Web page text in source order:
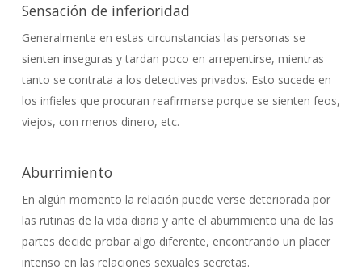
Sensación de inferioridad
Generalmente en estas circunstancias las personas se
sienten inseguras y tardan poco en arrepentirse, mientras
tanto se contrata a los detectives privados. Esto sucede en
los infieles que procuran reafirmarse porque se sienten feos,
viejos, con menos dinero, etc.
Aburrimiento
En algún momento la relación puede verse deteriorada por
las rutinas de la vida diaria y ante el aburrimiento una de las
partes decide probar algo diferente, encontrando un placer
intenso en las relaciones sexuales secretas.